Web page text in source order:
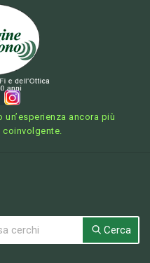
un’esperienza ancora più
coinvolgente.
Cerca